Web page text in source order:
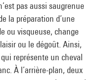
pas aussi saugrenue
la préparation d’une
ou visqueuse, change
ou le dégoût. Ainsi,
représente un cheval
À l’arrière-plan, deux